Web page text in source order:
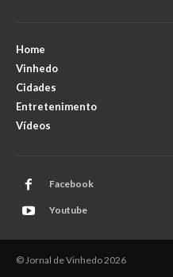
Home
Vinhedo
Cidades
Entretenimento
Vídeos
Facebook
Youtube
© Jornal de Vinhedo 2026